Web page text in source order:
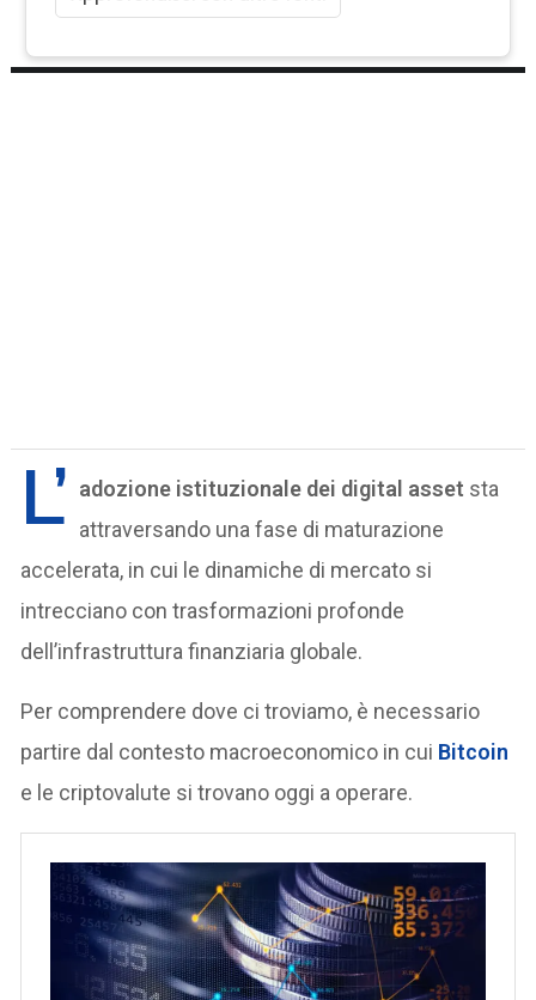
L’ adozione istituzionale dei digital asset sta
attraversando una fase di maturazione
accelerata, in cui le dinamiche di mercato si
intrecciano con trasformazioni profonde
dell’infrastruttura finanziaria globale.
Per comprendere dove ci troviamo, è necessario
partire dal contesto macroeconomico in cui Bitcoin
e le criptovalute si trovano oggi a operare.